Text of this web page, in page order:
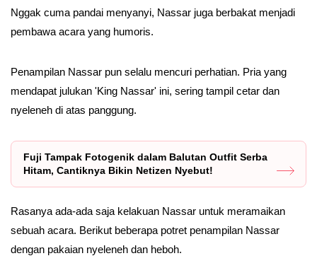
Nggak cuma pandai menyanyi, Nassar juga berbakat menjadi
pembawa acara yang humoris.
Penampilan Nassar pun selalu mencuri perhatian. Pria yang
mendapat julukan 'King Nassar' ini, sering tampil cetar dan
nyeleneh di atas panggung.
Fuji Tampak Fotogenik dalam Balutan Outfit Serba
Hitam, Cantiknya Bikin Netizen Nyebut!
Rasanya ada-ada saja kelakuan Nassar untuk meramaikan
sebuah acara. Berikut beberapa potret penampilan Nassar
dengan pakaian nyeleneh dan heboh.